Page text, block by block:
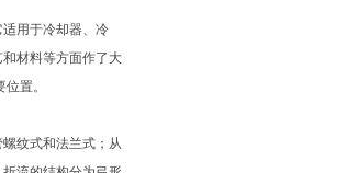
用于冷却器、冷
材料等方面作了大
置。
纹式和法兰式；从